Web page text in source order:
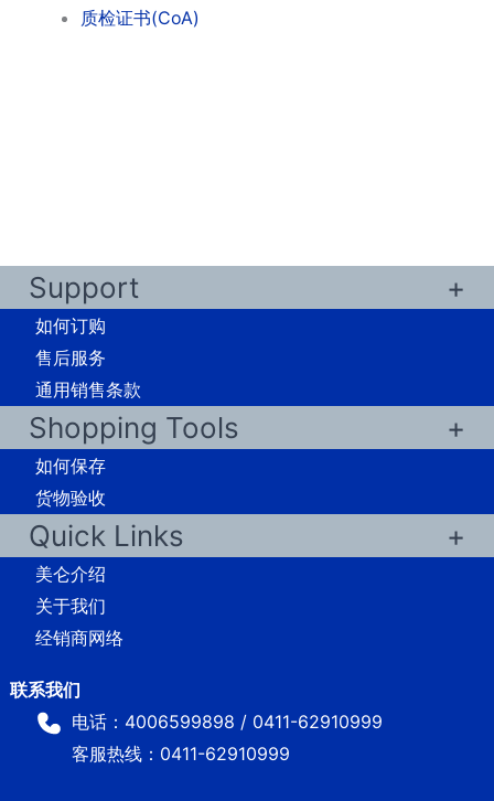
质检证书(CoA)
Support
如何订购
售后服务
通用销售条款
Shopping Tools
如何保存
货物验收
Quick Links
美仑介绍
关于我们
经销商网络
电话：4006599898 / 0411-62910999
客服热线：0411-62910999